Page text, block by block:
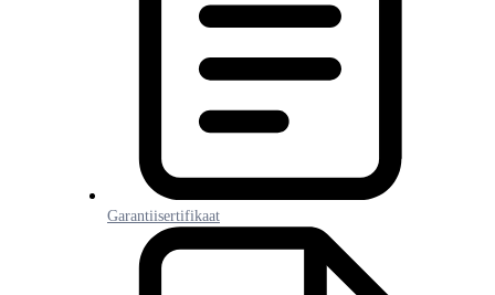
Garantiisertifikaat